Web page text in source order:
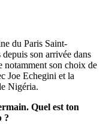
du Paris Saint-
son arrivée dans
notamment son choix de
Joe Echegini et la
Nigéria.
Quel est ton
?